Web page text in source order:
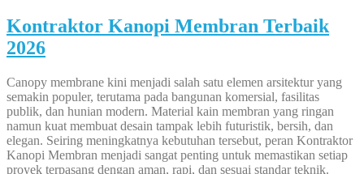
Kontraktor Kanopi Membran Terbaik
2026
Canopy membrane kini menjadi salah satu elemen arsitektur yang
semakin populer, terutama pada bangunan komersial, fasilitas
publik, dan hunian modern. Material kain membran yang ringan
namun kuat membuat desain tampak lebih futuristik, bersih, dan
elegan. Seiring meningkatnya kebutuhan tersebut, peran Kontraktor
Kanopi Membran menjadi sangat penting untuk memastikan setiap
proyek terpasang dengan aman, rapi, dan sesuai standar teknik.